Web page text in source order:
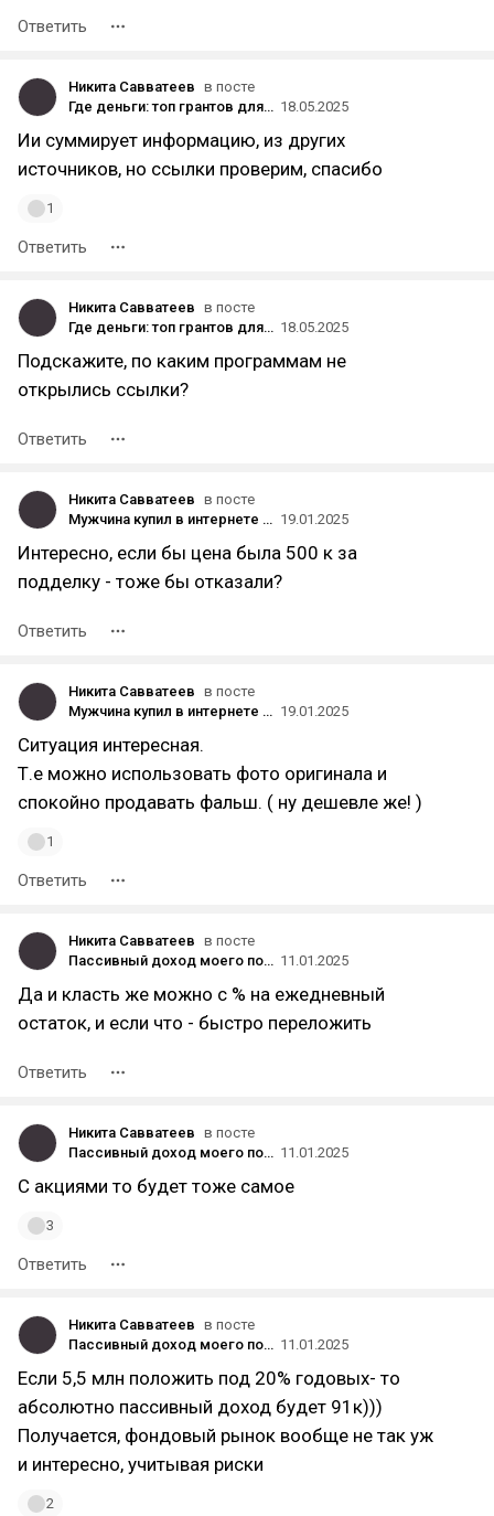
Ответить
Никита Савватеев в посте
Где деньги: топ грантов для маркетинга и IT-стартапов в 2025 году 18.05.2025
Ии суммирует информацию, из других
источников, но ссылки проверим, спасибо
1
Ответить
Никита Савватеев в посте
Где деньги: топ грантов для маркетинга и IT-стартапов в 2025 году 18.05.2025
Подскажите, по каким программам не
открылись ссылки?
Ответить
Никита Савватеев в посте
Мужчина купил в интернете Rolex за 1 000 рублей, а потом подал в суд и потребовал отдать оригинал за 1 млн 19.01.2025
Интересно, если бы цена была 500 к за
подделку - тоже бы отказали?
Ответить
Никита Савватеев в посте
Мужчина купил в интернете Rolex за 1 000 рублей, а потом подал в суд и потребовал отдать оригинал за 1 млн 19.01.2025
Ситуация интересная.
Т.е можно использовать фото оригинала и
спокойно продавать фальш. ( ну дешевле же! )
1
Ответить
Никита Савватеев в посте
Пассивный доход моего портфеля превысил 60 000 рублей в месяц — новый рекорд 11.01.2025
Да и класть же можно с % на ежедневный
остаток, и если что - быстро переложить
Ответить
Никита Савватеев в посте
Пассивный доход моего портфеля превысил 60 000 рублей в месяц — новый рекорд 11.01.2025
С акциями то будет тоже самое
3
Ответить
Никита Савватеев в посте
Пассивный доход моего портфеля превысил 60 000 рублей в месяц — новый рекорд 11.01.2025
Если 5,5 млн положить под 20% годовых- то
абсолютно пассивный доход будет 91к)))
Получается, фондовый рынок вообще не так уж
и интересно, учитывая риски
2